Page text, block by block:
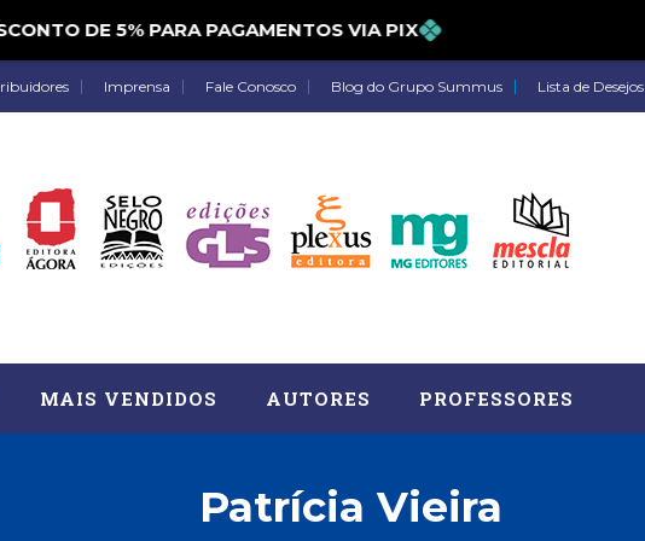
DE 5% PARA PAGAMENTOS VIA PIX
Imprensa Fale Conosco Blog do Grupo Summus Lista de Desejos
MAIS VENDIDOS AUTORES PROFESSORES
Patrícia Vieira